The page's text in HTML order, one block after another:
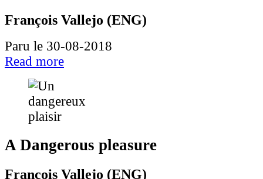
François Vallejo (ENG)
Paru le 30-08-2018
Read more
A Dangerous pleasure
François Vallejo (ENG)